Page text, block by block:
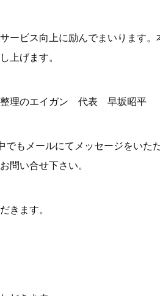
ービス向上に励んでまいります。
上げます。
表 早坂昭平
もメールにてメッセージをいた
問い合せ下さい。
きます。